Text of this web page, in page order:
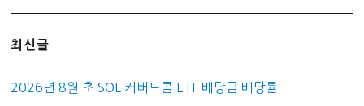
최신글
2026년 8월 초 SOL 커버드콜 ETF 배당금 배당률